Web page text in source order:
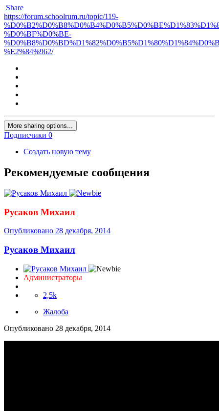
More sharing options...
Рекомендуемые сообщения
Русаков Михаил
Опубликовано28 декабря, 2014
Русаков Михаил
2,5k
Жалоба
Опубликовано28 декабря, 2014